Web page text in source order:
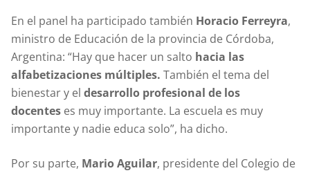
En el panel ha participado también Horacio Ferreyra,
ministro de Educación de la provincia de Córdoba,
Argentina: “Hay que hacer un salto hacia las
alfabetizaciones múltiples. También el tema del
bienestar y el desarrollo profesional de los
docentes es muy importante. La escuela es muy
importante y nadie educa solo”, ha dicho.
Por su parte, Mario Aguilar, presidente del Colegio de